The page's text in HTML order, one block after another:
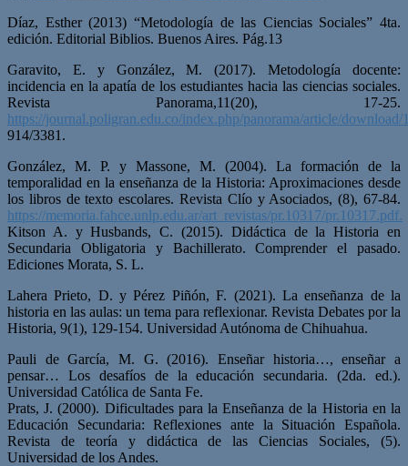
Díaz, Esther (2013) “Metodología de las Ciencias Sociales” 4ta.
edición. Editorial Biblios. Buenos Aires. Pág.13
Garavito, E. y González, M. (2017). Metodología docente:
incidencia en la apatía de los estudiantes hacia las ciencias sociales.
Revista Panorama,11(20), 17-25.
https://journal.poligran.edu.co/index.php/panorama/article/
914/3381.
González, M. P. y Massone, M. (2004). La formación de la
temporalidad en la enseñanza de la Historia: Aproximaciones desde
los libros de texto escolares. Revista Clío y Asociados, (8), 67-84.
https://memoria.fahce.unlp.edu.ar/art_revistas/pr.10317/pr.10317.pdf.
Kitson A. y Husbands, C. (2015). Didáctica de la Historia en
Secundaria Obligatoria y Bachillerato. Comprender el pasado.
Ediciones Morata, S. L.
Lahera Prieto, D. y Pérez Piñón, F. (2021). La enseñanza de la
historia en las aulas: un tema para reflexionar. Revista Debates por la
Historia, 9(1), 129-154. Universidad Autónoma de Chihuahua.
Pauli de García, M. G. (2016). Enseñar historia…, enseñar a
pensar… Los desafíos de la educación secundaria. (2da. ed.).
Universidad Católica de Santa Fe.
Prats, J. (2000). Dificultades para la Enseñanza de la Historia en la
Educación Secundaria: Reflexiones ante la Situación Española.
Revista de teoría y didáctica de las Ciencias Sociales, (5).
Universidad de los Andes.